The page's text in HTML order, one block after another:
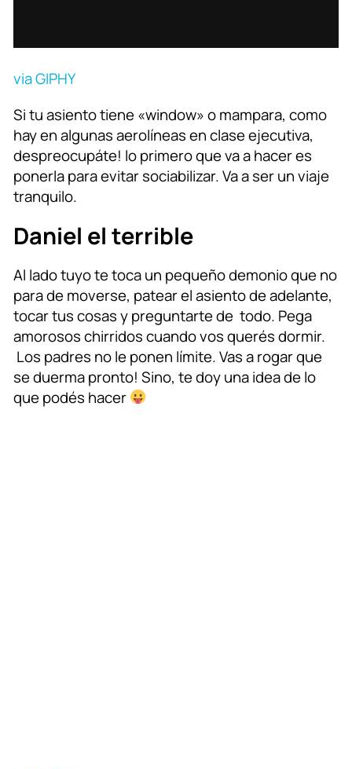
via GIPHY
Si tu asiento tiene «window» o mampara, como
hay en algunas aerolíneas en clase ejecutiva,
despreocupáte! lo primero que va a hacer es
ponerla para evitar sociabilizar. Va a ser un viaje
tranquilo.
Daniel el terrible
Al lado tuyo te toca un pequeño demonio que no
para de moverse, patear el asiento de adelante,
tocar tus cosas y preguntarte de todo. Pega
amorosos chirridos cuando vos querés dormir.
Los padres no le ponen límite. Vas a rogar que
se duerma pronto! Sino, te doy una idea de lo
que podés hacer